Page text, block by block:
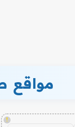
مواقع
!